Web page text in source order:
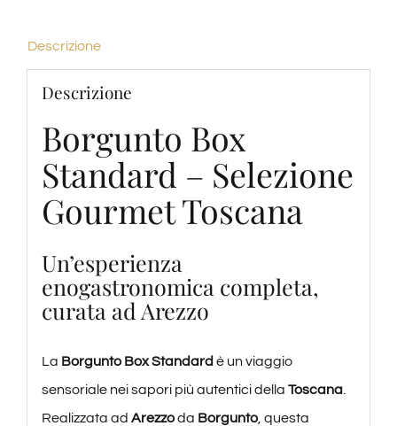
Descrizione
Descrizione
Borgunto Box
Standard – Selezione
Gourmet Toscana
Un’esperienza
enogastronomica completa,
curata ad Arezzo
La Borgunto Box Standard è un viaggio
sensoriale nei sapori più autentici della Toscana.
Realizzata ad Arezzoda Borgunto, questa